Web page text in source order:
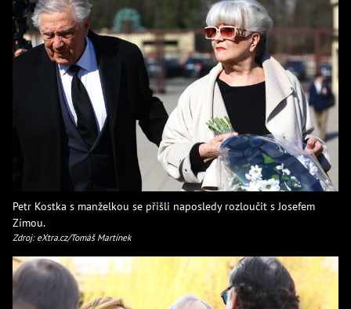
Petr Kostka s manželkou se přišli naposledy rozloučit s Josefem
Zímou.
Zdroj: eXtra.cz/Tomáš Martínek